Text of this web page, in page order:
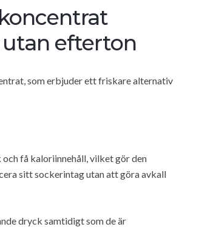
efterton
som erbjuder ett friskare alternativ
få kaloriinnehåll, vilket gör den
sitt sockerintag utan att göra avkall
dryck samtidigt som de är